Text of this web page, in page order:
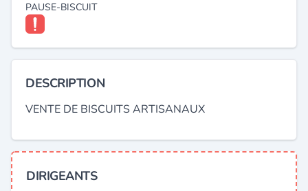
PAUSE-BISCUIT
DESCRIPTION
VENTE DE BISCUITS ARTISANAUX
DIRIGEANTS